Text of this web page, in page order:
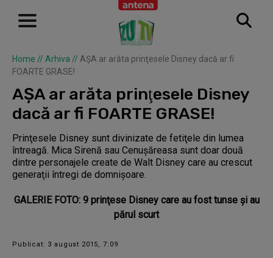
Home // Arhiva // AŞA ar arăta prinţesele Disney dacă ar fi
FOARTE GRASE!
AŞA ar arăta prinţesele Disney
dacă ar fi FOARTE GRASE!
Prinţesele Disney sunt divinizate de fetiţele din lumea
întreagă. Mica Sirenă sau Cenuşăreasa sunt doar două
dintre personajele create de Walt Disney care au crescut
generaţii întregi de domnişoare.
GALERIE FOTO: 9 prinţese Disney care au fost tunse şi au
părul scurt
Publicat: 3 august 2015, 7:09